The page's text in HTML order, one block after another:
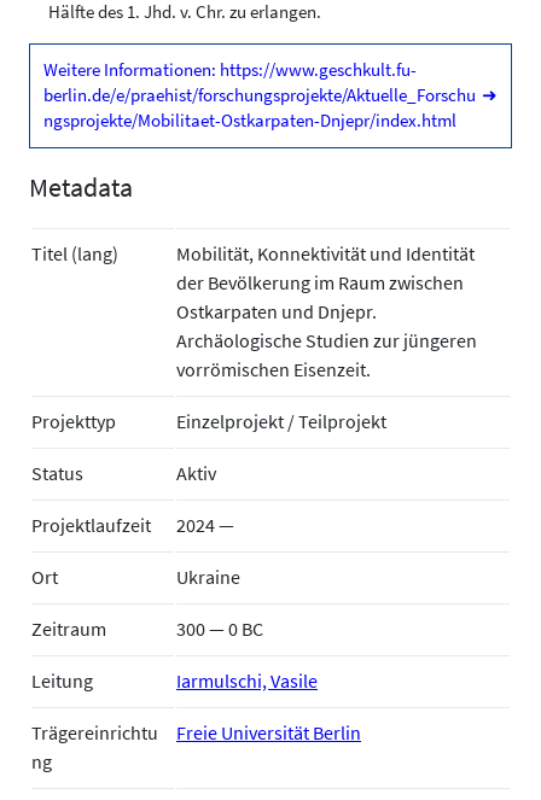
Hälfte des 1. Jhd. v. Chr. zu erlangen.
Weitere Informationen: https://www.geschkult.fu-
berlin.de/e/praehist/forschungsprojekte/Aktuelle_Forschu
ngsprojekte/Mobilitaet-Ostkarpaten-Dnjepr/index.html
➜
Metadata
Titel (lang)
Mobilität, Konnektivität und Identität
der Bevölkerung im Raum zwischen
Ostkarpaten und Dnjepr.
Archäologische Studien zur jüngeren
vorrömischen Eisenzeit.
Projekttyp Einzelprojekt / Teilprojekt
Status Aktiv
Projektlaufzeit 2024 —
Ort Ukraine
Zeitraum 300 — 0 BC
Leitung Iarmulschi, Vasile
Trägereinrichtu
ng
Freie Universität Berlin